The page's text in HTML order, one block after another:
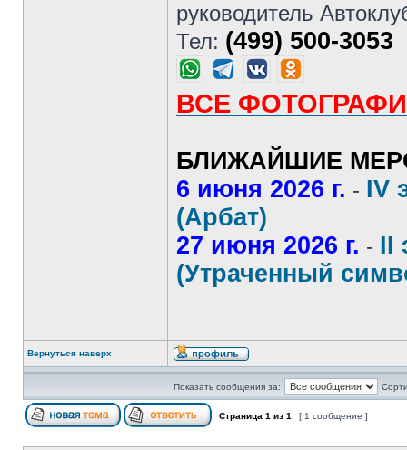
руководитель
Тел: (499) 500-3053
ВСЕ
БЛИЖАЙШИЕ
6 июня 2026 г. - IV
(Арбат)
27 июня 2026 г. - II
(Утраченный
Вернуться наверх
Показать сообщения за:
Страница 1 из 1 [ 1 сообщение ]